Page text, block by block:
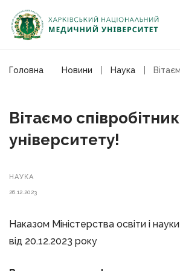
Головна Новини Наука
Вітаємо
університету!
НАУКА
26.12.2023
Наказом Міністерства освіти і
від 20.12.2023 року